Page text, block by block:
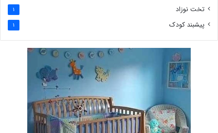
تخت نوزاد 1
پیشبند کودک 1